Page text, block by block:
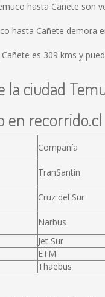
hasta Cañete son
hasta Cañete demora
es 309 kms y
la ciudad
en recorrido.cl
Compañía
TranSantin
Cruz del Sur
Narbus
Jet Sur
ETM
Thaebus